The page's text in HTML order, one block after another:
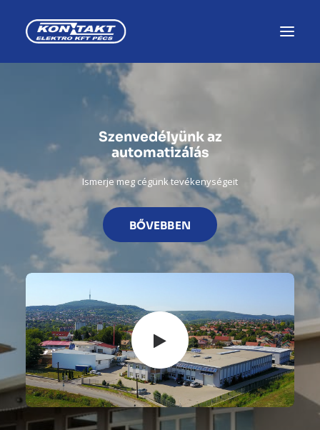
HÍREK, ESEMÉNYEK
KARRIER, SZAKKÉPZÉS
PÁLYÁZATOK
MAGUNKRÓL
IPARI AUTOMATIZÁLÁS
GYÁRTÁSI MEGOLDÁSOK
ELEKTRONIKAI KÉSZÜLÉKEK
KERESKEDELEM, KÉPVISELETEK
TÜZELŐANYAG-CELLÁK
KAPCSOLAT
Szenvedélyünk az
automatizálás
Ismerje meg cégünk tevékenységeit
BŐVEBBEN